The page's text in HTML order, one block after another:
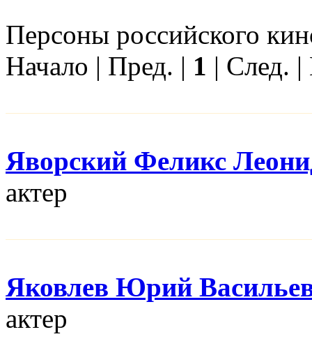
Персоны российского
Начало | Пред. | 1 | След.
Яворский Феликс
актер
Яковлев Юрий
актер